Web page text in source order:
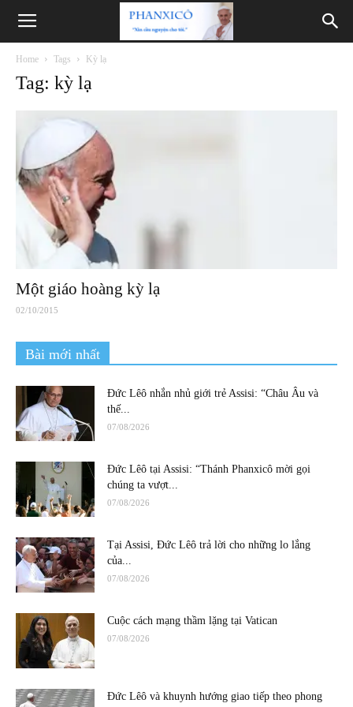
Phanxicô
Home Tags Kỳ lạ
Tag: kỳ lạ
Một giáo hoàng kỳ lạ
02/10/2015
Bài mới nhất
Đức Lêô nhắn nhủ giới trẻ Assisi: “Châu Âu và
thế...
07/08/2026
Đức Lêô tại Assisi: “Thánh Phanxicô mời gọi
chúng ta vượt...
07/08/2026
Tại Assisi, Đức Lêô trả lời cho những lo lắng
của...
07/08/2026
Cuộc cách mạng thầm lặng tại Vatican
07/08/2026
Đức Lêô và khuynh hướng giao tiếp theo phong